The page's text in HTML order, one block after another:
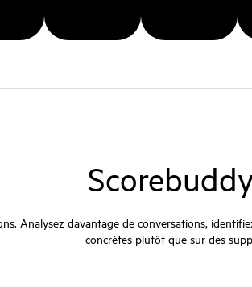
Analysez davantage de conversations,
concrètes plutôt que sur des